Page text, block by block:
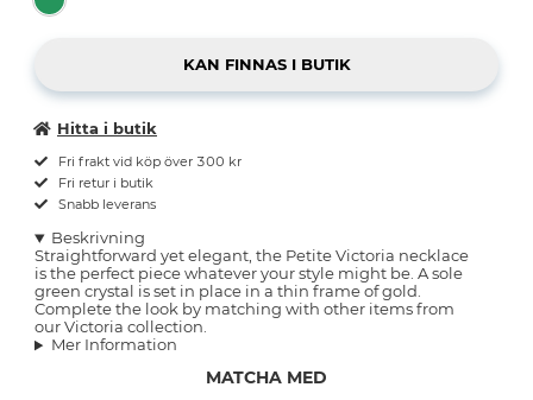
Hitta i butik
Fri frakt vid köp över 300 kr
Fri retur i butik
Snabb leverans
Beskrivning
Straightforward yet elegant, the Petite Victoria necklace
is the perfect piece whatever your style might be. A sole
green crystal is set in place in a thin frame of gold.
Complete the look by matching with other items from
our Victoria collection.
Mer Information
MATCHA MED